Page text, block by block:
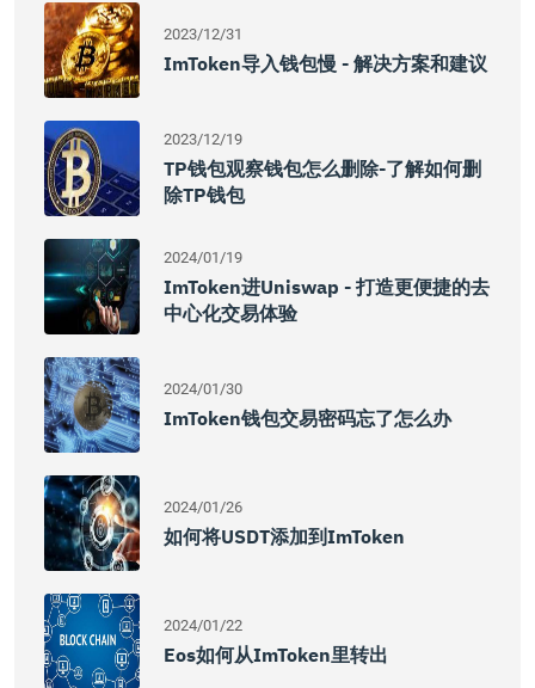
2023/12/31
ImToken导入钱包慢 - 解决方案和建议
2023/12/19
TP钱包观察钱包怎么删除-了解如何删
除TP钱包
2024/01/19
ImToken进Uniswap - 打造更便捷的去
中心化交易体验
2024/01/30
ImToken钱包交易密码忘了怎么办
2024/01/26
如何将USDT添加到imToken
2024/01/22
Eos如何从imToken里转出